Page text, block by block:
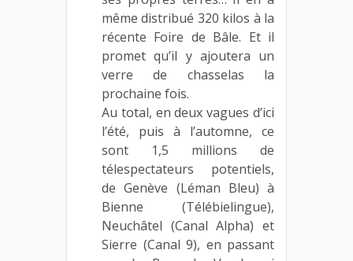
même distribué 320 kilos à la
récente Foire de Bâle. Et il
promet qu’il y ajoutera un
verre de chasselas la
prochaine fois.
Au total, en deux vagues d’ici
l’été, puis à l’automne, ce
sont 1,5 millions de
télespectateurs potentiels,
de Genève (Léman Bleu) à
Bienne (Télébielingue),
Neuchâtel (Canal Alpha) et
Sierre (Canal 9), en passant